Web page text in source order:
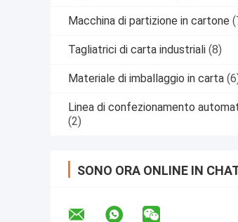
Macchina di partizione in cartone
Tagliatrici di carta industriali (8)
Materiale di imballaggio in carta
Linea di confezionamento
(2)
SONO ORA ONLINE IN